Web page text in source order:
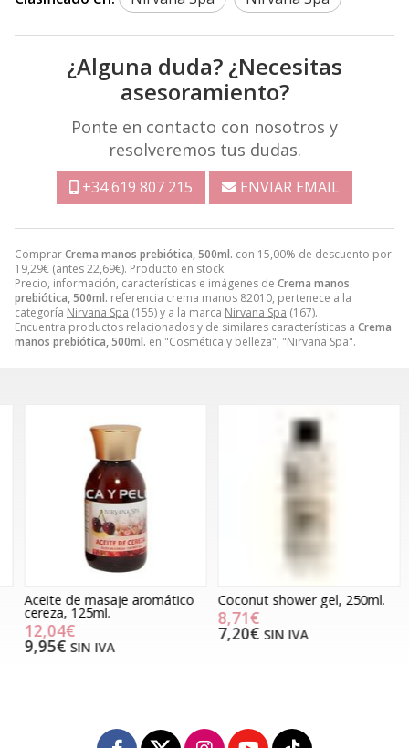
ComprarCrema manos prebiótica, 500ml. con 15,00% de descuento por
19,29€ (antes22,69€). Producto en stock.
Precio, información, características e imágenes de Crema manos
prebiótica, 500ml. referencia crema manos 82010, pertenece a la
categoría Nirvana Spa (155) y a la marca Nirvana Spa (167).
Encuentra productos relacionados y de similares características a Crema
manos prebiótica, 500ml. en "Cosmética y belleza", "Nirvana Spa".
¿Alguna duda? ¿Necesitas
asesoramiento?
Ponte en contacto con nosotros y
resolveremos tus dudas.
+34 619 807 215 ENVIAR EMAIL
Aceite de masaje aromático
cereza, 125ml.
12,04€
9,95€SIN IVA
Coconut shower gel, 250ml.
8,71€
7,20€SIN IVA